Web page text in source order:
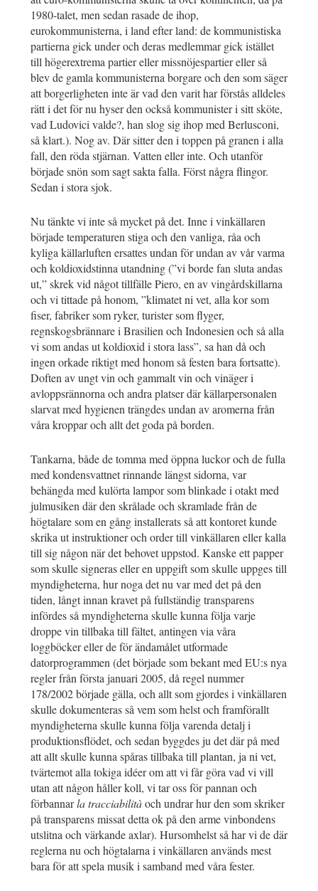
1980-talet, men sedan rasade de ihop,
eurokommunisterna, i land efter land: de kommunistiska
partierna gick under och deras medlemmar gick istället
till högerextrema partier eller missnöjespartier eller så
blev de gamla kommunisterna borgare och den som säger
att borgerligheten inte är vad den varit har förstås alldeles
rätt i det för nu hyser den också kommunister i sitt sköte,
vad Ludovici valde?, han slog sig ihop med Berlusconi,
så klart.). Nog av. Där sitter den i toppen på granen i alla
fall, den röda stjärnan. Vatten eller inte. Och utanför
började snön som sagt sakta falla. Först några flingor.
Sedan i stora sjok.
Nu tänkte vi inte så mycket på det. Inne i vinkällaren
började temperaturen stiga och den vanliga, råa och
kyliga källarluften ersattes undan för undan av vår varma
och koldioxidstinna utandning (”vi borde fan sluta andas
ut,” skrek vid något tillfälle Piero, en av vingårdskillarna
och vi tittade på honom, ”klimatet ni vet, alla kor som
fiser, fabriker som ryker, turister som flyger,
regnskogsbrännare i Brasilien och Indonesien och så alla
vi som andas ut koldioxid i stora lass”, sa han då och
ingen orkade riktigt med honom så festen bara fortsatte).
Doften av ungt vin och gammalt vin och vinäger i
avloppsrännorna och andra platser där källarpersonalen
slarvat med hygienen trängdes undan av aromerna från
våra kroppar och allt det goda på borden.
Tankarna, både de tomma med öppna luckor och de fulla
med kondensvattnet rinnande längst sidorna, var
behängda med kulörta lampor som blinkade i otakt med
julmusiken där den skrålade och skramlade från de
högtalare som en gång installerats så att kontoret kunde
skrika ut instruktioner och order till vinkällaren eller kalla
till sig någon när det behovet uppstod. Kanske ett papper
som skulle signeras eller en uppgift som skulle uppges till
myndigheterna, hur noga det nu var med det på den
tiden, långt innan kravet på fullständig transparens
infördes så myndigheterna skulle kunna följa varje
droppe vin tillbaka till fältet, antingen via våra
loggböcker eller de för ändamålet utformade
datorprogrammen (det började som bekant med EU:s nya
regler från första januari 2005, då regel nummer
178/2002 började gälla, och allt som gjordes i vinkällaren
skulle dokumenteras så vem som helst och framförallt
myndigheterna skulle kunna följa varenda detalj i
produktionsflödet, och sedan byggdes ju det där på med
att allt skulle kunna spåras tillbaka till plantan, ja ni vet,
tvärtemot alla tokiga idéer om att vi får göra vad vi vill
utan att någon håller koll, vi tar oss för pannan och
förbannarla tracciabilitàoch undrar hur den som skriker
på transparens missat detta ok på den arme vinbondens
utslitna och värkande axlar). Hursomhelst så har vi de där
reglerna nu och högtalarna i vinkällaren används mest
bara för att spela musik i samband med våra fester.